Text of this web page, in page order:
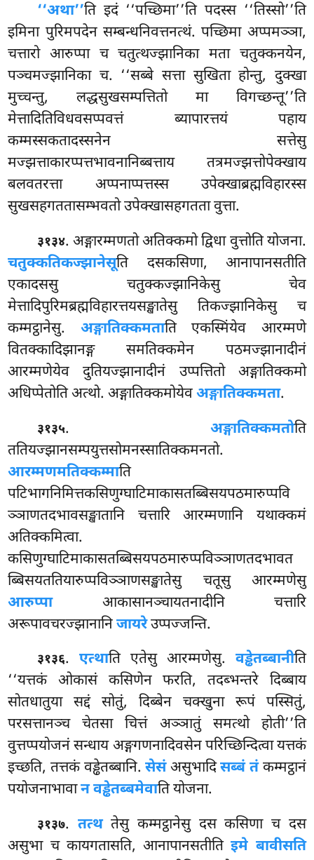
‘‘अथा’’ति इदं ‘‘पच्छिमा’’ति पदस्स ‘‘तिस्सो’’ति
इमिना पुरिमपदेन सम्बन्धनिवत्तनत्थं. पच्छिमा अप्पमञ्ञा,
चत्तारो आरुप्पा च चतुत्थज्झानिका मता चतुक्कनयेन,
पञ्चमज्झानिका च. ‘‘सब्बे सत्ता सुखिता होन्तु, दुक्खा
मुच्चन्तु, लद्धसुखसम्पत्तितो मा विगच्छन्तू’’ति
मेत्तादितिविधवसप्पवत्तं ब्यापारत्तयं पहाय
कम्मस्सकतादस्सनेन सत्तेसु
मज्झत्ताकारप्पत्तभावनानिब्बत्ताय तत्रमज्झत्तोपेक्खाय
बलवतरत्ता अप्पनाप्पत्तस्स उपेक्खाब्रह्मविहारस्स
सुखसहगततासम्भवतो उपेक्खासहगतता वुत्ता.
३१३४. अङ्गारम्मणतो अतिक्कमो द्विधा वुत्तोति योजना.
चतुक्कतिकज्झानेसूति दसकसिणा, आनापानसतीति
एकादससु चतुक्कज्झानिकेसु चेव
मेत्तादिपुरिमब्रह्मविहारत्तयसङ्खातेसु तिकज्झानिकेसु च
कम्मट्ठानेसु. अङ्गातिक्कमताति एकस्मिंयेव आरम्मणे
वितक्कादिझानङ्ग समतिक्कमेन पठमज्झानादीनं
आरम्मणेयेव दुतियज्झानादीनं उप्पत्तितो अङ्गातिक्कमो
अधिप्पेतोति अत्थो. अङ्गातिक्कमोयेवअङ्गातिक्कमता.
३१३५. अङ्गातिक्कमतोति
ततियज्झानसम्पयुत्तसोमनस्सातिक्कमनतो.
आरम्मणमतिक्कम्माति
पटिभागनिमित्तकसिणुग्घाटिमाकासतब्बिसयपठमारुप्पवि
ञ्ञाणतदभावसङ्खातानि चत्तारि आरम्मणानि यथाक्कमं
अतिक्कमित्वा.
कसिणुग्घाटिमाकासतब्बिसयपठमारुप्पविञ्ञाणतदभावत
ब्बिसयततियारुप्पविञ्ञाणसङ्खातेसु चतूसु आरम्मणेसु
आरुप्पाआकासानञ्चायतनादीनि चत्तारि
अरूपावचरज्झानानिजायरेउप्पज्जन्ति.
३१३६. एत्थाति एतेसु आरम्मणेसु. वड्ढेतब्बानीति
‘‘यत्तकं ओकासं कसिणेन फरति, तदब्भन्तरे दिब्बाय
सोतधातुया सद्दं सोतुं, दिब्बेन चक्खुना रूपं पस्सितुं,
परसत्तानञ्च चेतसा चित्तं अञ्ञातुं समत्थो होती’’ति
वुत्तप्पयोजनं सन्धाय अङ्गगणनादिवसेन परिच्छिन्दित्वा यत्तकं
इच्छति, तत्तकं वड्ढेतब्बानि.सेसंअसुभादिसब्बं तंकम्मट्ठानं
पयोजनाभावान वड्ढेतब्बमेवाति योजना.
३१३७. तत्थतेसु कम्मट्ठानेसु दस कसिणा च दस
असुभा च कायगतासति, आनापानसतीतिइमे बावीसति